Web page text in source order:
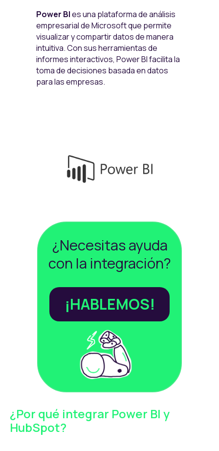
Power BIes una plataforma de análisis
empresarial de Microsoft que permite
visualizar y compartir datos de manera
intuitiva. Con sus herramientas de
informes interactivos, Power BI facilita la
toma de decisiones basada en datos
para las empresas.
¿Necesitas ayuda
con la integración?
¡HABLEMOS!
¿Por qué integrar Power BI y
HubSpot?